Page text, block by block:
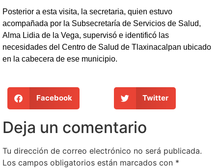
Posterior a esta visita, la secretaria, quien estuvo
acompañada por la Subsecretaría de Servicios de Salud,
Alma Lidia de la Vega, supervisó e identificó las
necesidades del Centro de Salud de Tlaxinacalpan ubicado
en la cabecera de ese municipio.
Facebook Twitter
Deja un comentario
Tu dirección de correo electrónico no será publicada.
Los campos obligatorios están marcados con *